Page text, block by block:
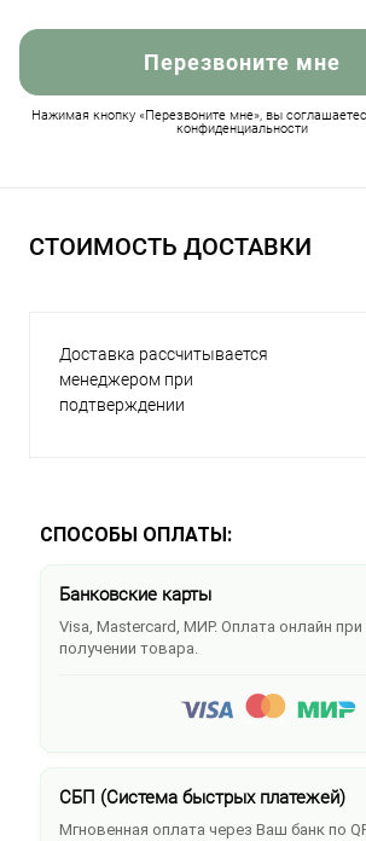
Перезвоните мне
Нажимая кнопку «Перезвоните мне», вы
конфиденциальности
СТОИМОСТЬ ДОСТАВКИ
Доставка рассчитывается
менеджером при
подтверждении
СПОСОБЫ ОПЛАТЫ:
Банковские карты
Visa, Mastercard, МИР. Оплата онлайн при
получении товара.
СБП (Система быстрых платежей)
Мгновенная оплата через Ваш банк по